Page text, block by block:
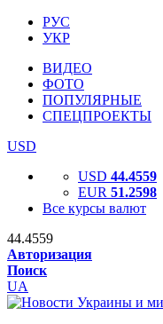
РУС
УКР
ВИДЕО
ФОТО
ПОПУЛЯРНЫЕ
СПЕЦПРОЕКТЫ
USD
USD 44.4559
EUR 51.2598
Все курсы валют
44.4559
Авторизация
Поиск
UA